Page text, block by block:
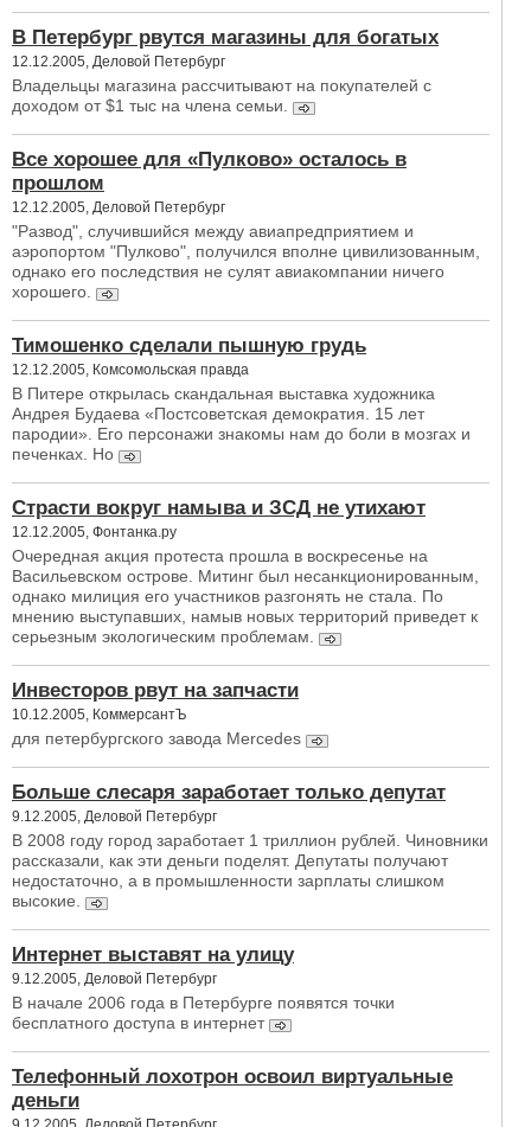
В Петербург рвутся магазины для богатых
12.12.2005, Деловой Петербург
Владельцы магазина рассчитывают на покупателей с
доходом от $1 тыс на члена семьи.
Все хорошее для «Пулково» осталось в
прошлом
12.12.2005, Деловой Петербург
"Развод", случившийся между авиапредприятием и
аэропортом "Пулково", получился вполне цивилизованным,
однако его последствия не сулят авиакомпании ничего
хорошего.
Тимошенко сделали пышную грудь
12.12.2005, Комсомольская правда
В Питере открылась скандальная выставка художника
Андрея Будаева «Постсоветская демократия. 15 лет
пародии». Его персонажи знакомы нам до боли в мозгах и
печенках. Но
Страсти вокруг намыва и ЗСД не утихают
12.12.2005, Фонтанка.ру
Очередная акция протеста прошла в воскресенье на
Васильевском острове. Митинг был несанкционированным,
однако милиция его участников разгонять не стала. По
мнению выступавших, намыв новых территорий приведет к
серьезным экологическим проблемам.
Инвесторов рвут на запчасти
10.12.2005, КоммерсантЪ
для петербургского завода Mercedes
Больше слесаря заработает только депутат
9.12.2005, Деловой Петербург
В 2008 году город заработает 1 триллион рублей. Чиновники
рассказали, как эти деньги поделят. Депутаты получают
недостаточно, а в промышленности зарплаты слишком
высокие.
Интернет выставят на улицу
9.12.2005, Деловой Петербург
В начале 2006 года в Петербурге появятся точки
бесплатного доступа в интернет
Телефонный лохотрон освоил виртуальные
деньги